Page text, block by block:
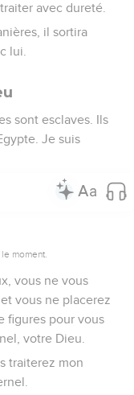
avec dureté.
il sortira
lui.
sont esclaves. Ils
Je suis
moment.
vous ne vous
vous ne placerez
figures pour vous
votre Dieu.
traiterez mon